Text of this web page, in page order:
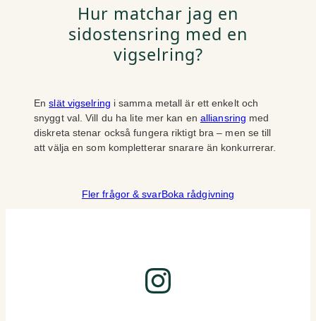
Hur matchar jag en
sidostensring med en
vigselring?
Enslät vigselring i samma metall är ett enkelt och
snyggt val. Vill du ha lite mer kan en alliansring med
diskreta stenar också fungera riktigt bra – men se till
att välja en som kompletterar snarare än konkurrerar.
Fler frågor & svarBoka rådgivning
Instagram